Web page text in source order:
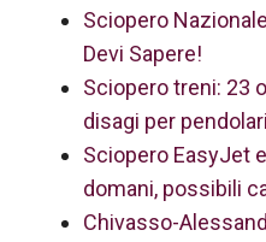
Sciopero
Devi Sapere!
Sciopero treni: 23
disagi per pendolari
Sciopero EasyJet
domani, possibili
Chivasso-